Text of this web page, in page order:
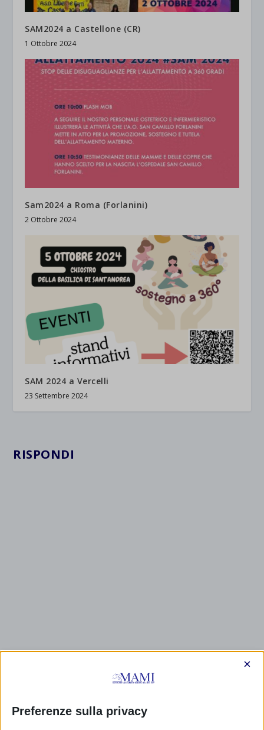
SAM2024 a Castellone (CR)
1 Ottobre 2024
Sam2024 a Roma (Forlanini)
2 Ottobre 2024
SAM 2024 a Vercelli
23 Settembre 2024
RISPONDI
Preferenze sulla privacy
×